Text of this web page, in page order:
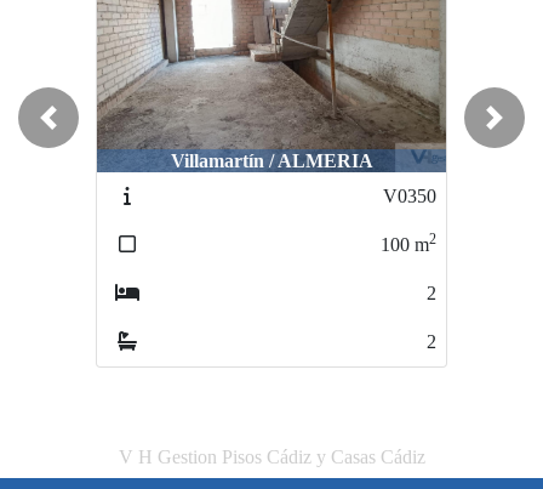
Villamartín / ALMERIA
V0350
100 m2
2
2
Previous Next
V H Gestion Pisos Cádiz y Casas Cádiz